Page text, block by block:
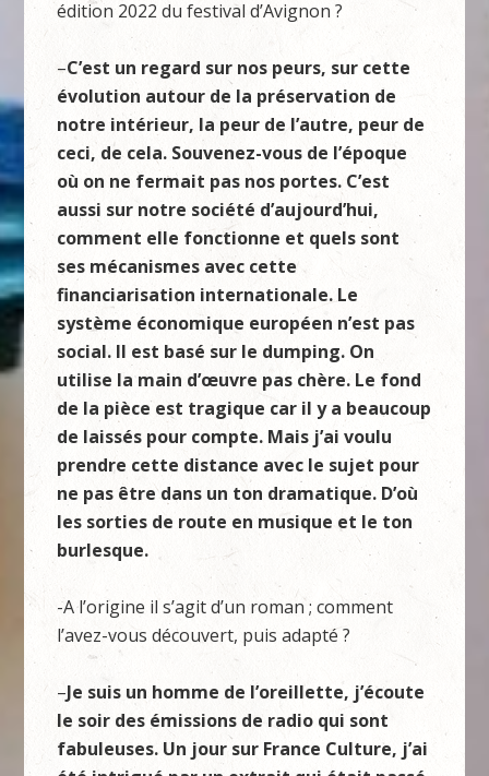
édition 2022 du festival d’Avignon ?
–C’est un regard sur nos peurs, sur cette
évolution autour de la préservation de
notre intérieur, la peur de l’autre, peur de
ceci, de cela. Souvenez-vous de l’époque
où on ne fermait pas nos portes. C’est
aussi sur notre société d’aujourd’hui,
comment elle fonctionne et quels sont
ses mécanismes avec cette
financiarisation internationale. Le
système économique européen n’est pas
social. Il est basé sur le dumping. On
utilise la main d’œuvre pas chère. Le fond
de la pièce est tragique car il y a beaucoup
de laissés pour compte. Mais j’ai voulu
prendre cette distance avec le sujet pour
ne pas être dans un ton dramatique. D’où
les sorties de route en musique et le ton
burlesque.
-A l’origine il s’agit d’un roman ; comment
l’avez-vous découvert, puis adapté ?
–Je suis un homme de l’oreillette, j’écoute
le soir des émissions de radio qui sont
fabuleuses. Un jour sur France Culture, j’ai